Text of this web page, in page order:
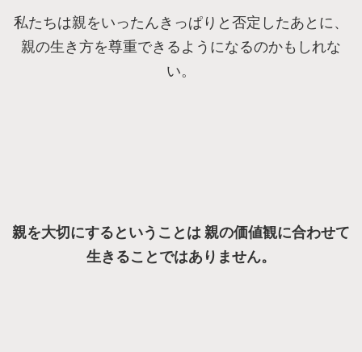
私たちは親をいったんきっぱりと否定したあとに、
親の生き方を尊重できるようになるのかもしれな
い。
親を大切にするということは 親の価値観に合わせて
生きることではありません。